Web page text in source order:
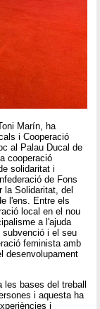
Marín, ha
i Cooperació
al Palau Ducal de
cooperació
solidaritat i
de Fons
la Solidaritat, del
l'ens. Entre els
local en el nou
a l'ajuda
subvenció i el seu
feminista amb
desenvolupament
bases del treball
i aquesta ha
i